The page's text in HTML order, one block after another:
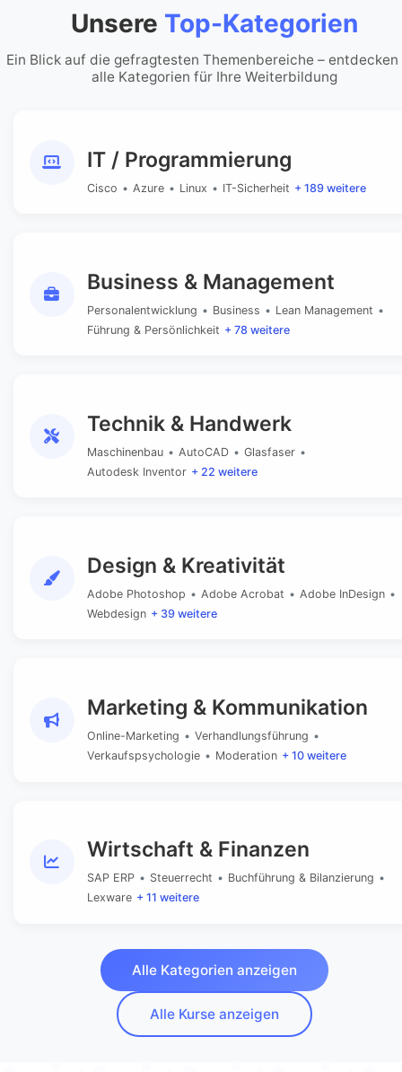
Unsere Top-Kategorien
Ein Blick auf die gefragtesten Themenbereiche – entdecken
alle Kategorien für Ihre Weiterbildung
IT / Programmierung
Cisco • Azure • Linux • IT-Sicherheit + 189 weitere
Business & Management
Personalentwicklung • Business • Lean Management •
Führung & Persönlichkeit + 78 weitere
Technik & Handwerk
Maschinenbau • AutoCAD • Glasfaser •
Autodesk Inventor + 22 weitere
Design & Kreativität
Adobe Photoshop • Adobe Acrobat • Adobe InDesign •
Webdesign + 39 weitere
Marketing & Kommunikation
Online-Marketing • Verhandlungsführung •
Verkaufspsychologie • Moderation + 10 weitere
Wirtschaft & Finanzen
SAP ERP • Steuerrecht • Buchführung & Bilanzierung •
Lexware + 11 weitere
Alle Kategorien anzeigen
Alle Kurse anzeigen